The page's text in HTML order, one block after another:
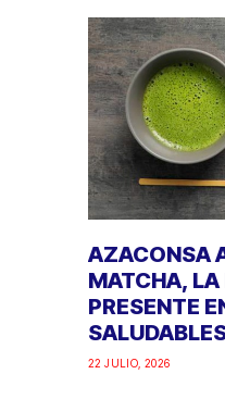
AZACONSA
MATCHA, LA
PRESENTE
22 JULIO, 2026